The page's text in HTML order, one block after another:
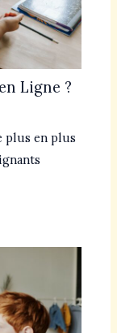
Ligne ?
plus en plus